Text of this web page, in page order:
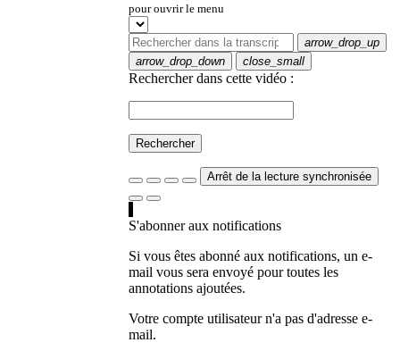
pour ouvrir le menu
arrow_drop_up
arrow_drop_down
close_small
Rechercher dans cette vidéo :
Rechercher
Arrêt de la lecture synchronisée
S'abonner aux notifications
Si vous êtes abonné aux notifications, un e-
mail vous sera envoyé pour toutes les
annotations ajoutées.
Votre compte utilisateur n'a pas d'adresse e-
mail.